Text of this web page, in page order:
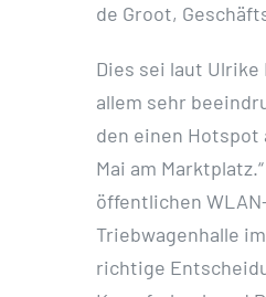
de Groot,
Dies sei laut
allem sehr
den einen Hotspot
Mai am
öffentlichen
Triebwagenhalle
richtige